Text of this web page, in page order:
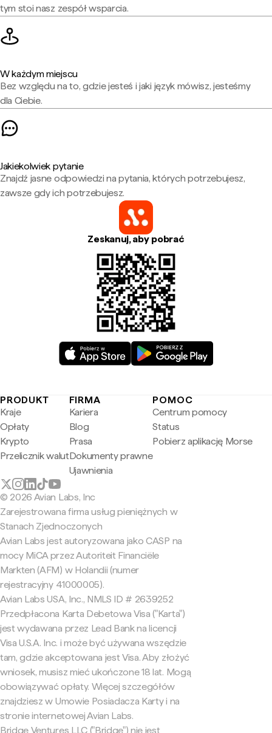
tym stoi nasz zespół wsparcia.
W każdym miejscu
Bez względu na to, gdzie jesteś i jaki język mówisz, jesteśmy
dla Ciebie.
Jakiekolwiek pytanie
Znajdź jasne odpowiedzi na pytania, których potrzebujesz,
zawsze gdy ich potrzebujesz.
Zeskanuj, aby pobrać
PRODUKT
Kraje
Opłaty
Krypto
Przelicznik walut
FIRMA
Kariera
Blog
Prasa
Dokumenty prawne
Ujawnienia
POMOC
Centrum pomocy
Status
Pobierz aplikację Morse
© 2026 Avian Labs, Inc
Zarejestrowana firma usług pieniężnych w
Stanach Zjednoczonych
Avian Labs jest autoryzowana jako CASP na
mocy MiCA przez Autoriteit Financiële
Markten (AFM) w Holandii (numer
rejestracyjny 41000005).
Avian Labs USA, Inc., NMLS ID # 2639252
Przedpłacona Karta Debetowa Visa ("Karta")
jest wydawana przez Lead Bank na licencji
Visa U.S.A. Inc. i może być używana wszędzie
tam, gdzie akceptowana jest Visa. Aby złożyć
wniosek, musisz mieć ukończone 18 lat. Mogą
obowiązywać opłaty. Więcej szczegółów
znajdziesz w Umowie Posiadacza Karty i na
stronie internetowej Avian Labs.
Bridge Ventures LLC ("Bridge") nie jest